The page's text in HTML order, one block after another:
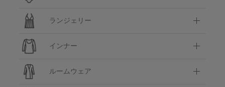
ランジェリー
インナー
ルームウェア